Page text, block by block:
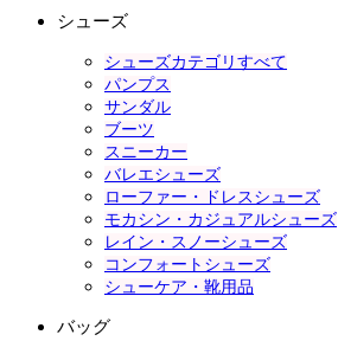
シューズ
シューズカテゴリすべて
パンプス
サンダル
ブーツ
スニーカー
バレエシューズ
ローファー・ドレスシューズ
モカシン・カジュアルシューズ
レイン・スノーシューズ
コンフォートシューズ
シューケア・靴用品
バッグ